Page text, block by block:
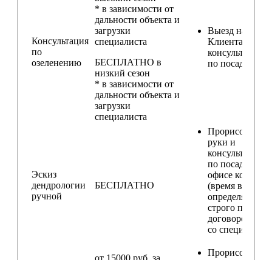
Консультация
по
озеленению
* в зависимости от
дальности объекта и
загрузки
специалиста
БЕСПЛАТНО в
низкий сезон
* в зависимости от
дальности объекта и
загрузки
специалиста
Выезд на
Клиента для
по посадкам
Эскиз
дендрологии
ручной
БЕСПЛАТНО
Прорисовка от
руки и
по посадкам в
офисе
(время встречи
определяется
строго по
со
от 15000 руб. за
Прорисовка